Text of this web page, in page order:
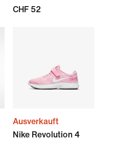
CHF 52
Ausverkauft
Nike Revolution 4